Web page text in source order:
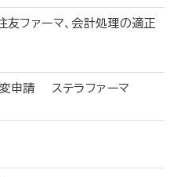
ファーマ、会計処理の適正
変申請 ステラファーマ